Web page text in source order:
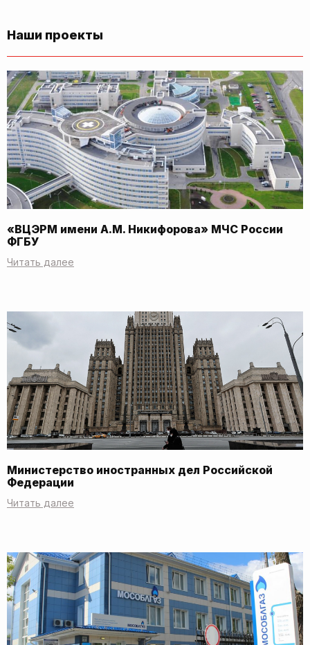
Наши проекты
«ВЦЭРМ имени А.М. Никифорова» МЧС России
ФГБУ
Читать далее
Министерство иностранных дел Российской
Федерации
Читать далее